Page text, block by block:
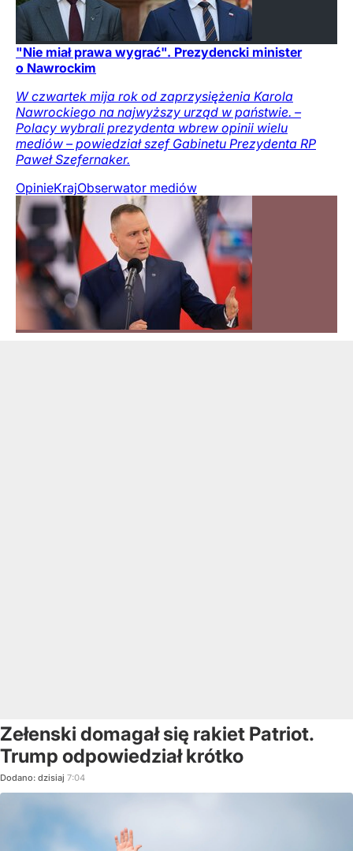
"Nie miał prawa wygrać". Prezydencki minister
o Nawrockim
W czwartek mija rok od zaprzysiężenia Karola
Nawrockiego na najwyższy urząd w państwie. –
Polacy wybrali prezydenta wbrew opinii wielu
mediów – powiedział szef Gabinetu Prezydenta RP
Paweł Szefernaker.
OpinieKrajObserwator mediów
Zełenski domagał się rakiet Patriot.
Trump odpowiedział krótko
Dodano: dzisiaj 7:04